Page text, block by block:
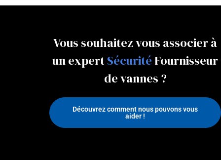
Vous souhaitez vous associer à
un expertPapillon Fournisseur
de vannes ?
Découvrez comment nous pouvons vous
aider !